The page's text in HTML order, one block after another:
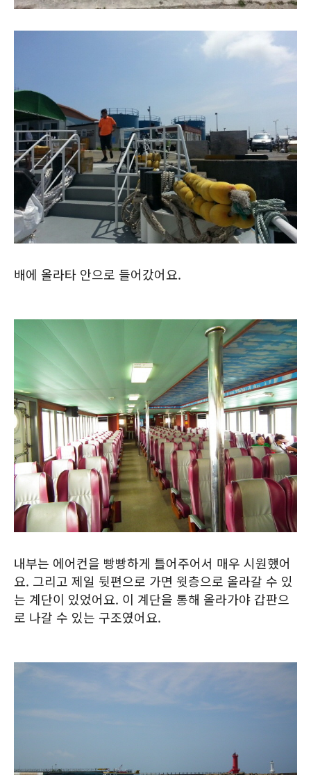
배에 올라타 안으로 들어갔어요.
내부는 에어컨을 빵빵하게 틀어주어서 매우 시원했어
요. 그리고 제일 뒷편으로 가면 윗층으로 올라갈 수 있
는 계단이 있었어요. 이 계단을 통해 올라가야 갑판으
로 나갈 수 있는 구조였어요.